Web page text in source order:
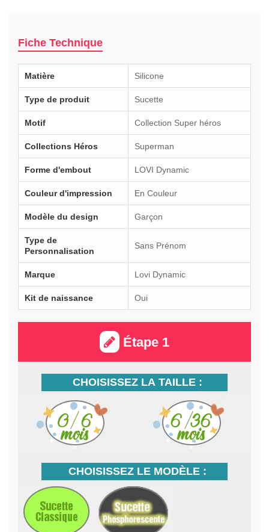
Fiche Technique
Matière Silicone
Type de produit Sucette
Motif Collection Super héros
Collections Héros Superman
Forme d'embout LOVI Dynamic
Couleur d'impression En Couleur
Modèle du design Garçon
Type de
Personnalisation
Sans Prénom
Marque Lovi Dynamic
Kit de naissance Oui
Étape 1
CHOISISSEZ LA TAILLE :
CHOISISSEZ LE MODÈLE :